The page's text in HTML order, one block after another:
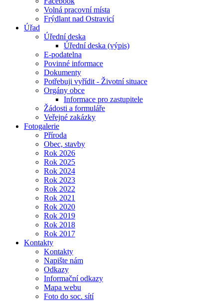
Volná pracovní místa
Frýdlant nad Ostravicí
Úřad
Úřední deska
Úřední deska (výpis)
E-podatelna
Povinné informace
Dokumenty
Potřebuji vyřídit - Životní situace
Orgány obce
Informace pro zastupitele
Žádosti a formuláře
Veřejné zakázky
Fotogalerie
Příroda
Obec, stavby
Rok 2026
Rok 2025
Rok 2024
Rok 2023
Rok 2022
Rok 2021
Rok 2020
Rok 2019
Rok 2018
Rok 2017
Kontakty
Kontakty
Napište nám
Odkazy
Informační odkazy
Mapa webu
Foto do soc. sítí